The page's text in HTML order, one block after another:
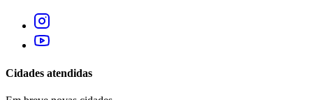
Cidades atendidas